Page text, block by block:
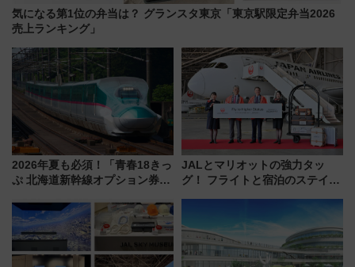
気になる第1位の弁当は？ グランスタ東京「東京駅限定弁当2026
売上ランキング」
2026年夏も必須！「青春18きっ
ぷ 北海道新幹線オプション券」
の罠
JALとマリオットの強力タッ
グ！ フライトと宿泊のステイタ
る方法を解説